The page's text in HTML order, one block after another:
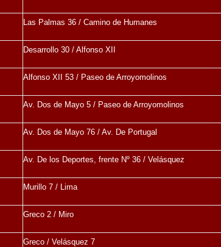
Las Palmas 36 / Camino de Humanes
Desarrollo 30 / Alfonso XII
Alfonso XII 53 / Paseo de Arroyomolinos
Av. Dos de Mayo 5 / Paseo de Arroyomolinos
Av. Dos de Mayo 76 / Av. De Portugal
Av. De los Deportes, frente Nº 36 / Velásquez
Murillo 7 / Lima
Greco 2 / Miro
Greco / Velásquez 7